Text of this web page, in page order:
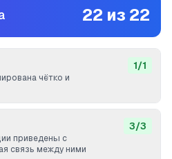
22 из 22
чётко и
1/1
приведены с
связь между ними
3/3